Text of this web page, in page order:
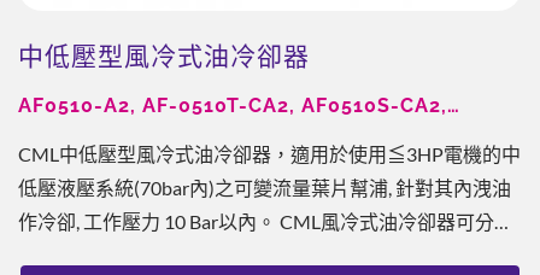
中低壓型風冷式油冷卻器
AF0510-A2, AF-0510T-CA2, AF0510S-CA2,
CML中低壓型風冷式油冷卻器，適用於使用≦3HP電機的中
低壓液壓系統(70bar內)之可變流量葉片幫浦, 針對其內洩油
作冷卻, 工作壓力 10 Bar以內。 CML風冷式油冷卻器可分為